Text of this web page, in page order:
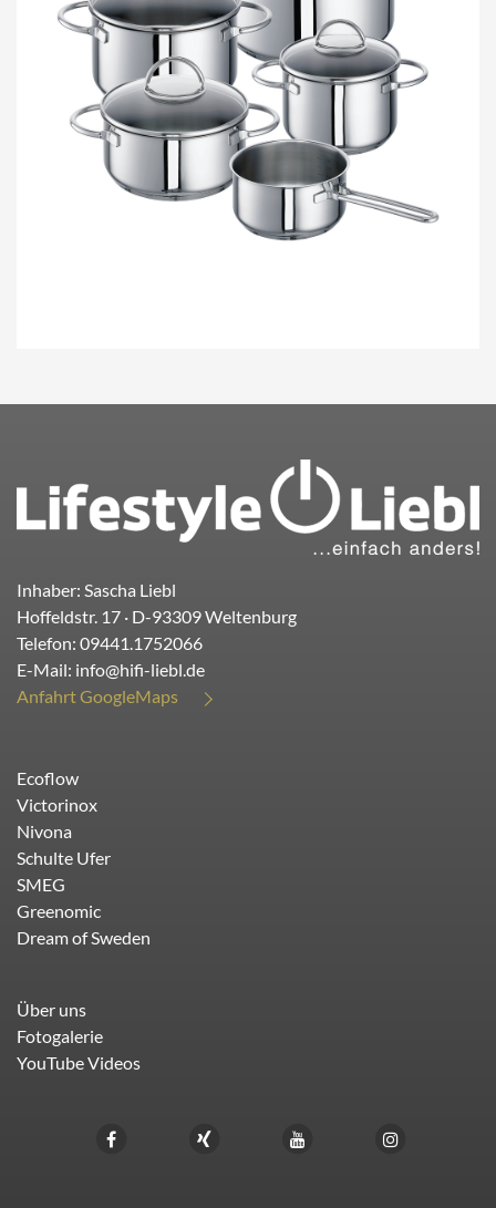
Inhaber: Sascha Liebl
Hoffeldstr. 17 · D-93309Weltenburg
Telefon: 09441.1752066
E-Mail: info@hifi-liebl.de
Anfahrt GoogleMaps
Ecoflow
Victorinox
Nivona
Schulte Ufer
SMEG
Greenomic
Dream of Sweden
Über uns
Fotogalerie
YouTube Videos